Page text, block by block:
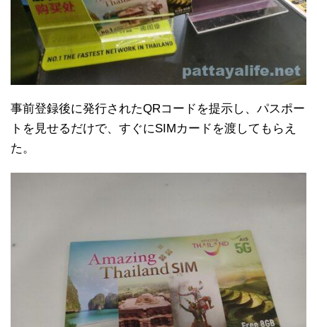
事前登録後に発行されたQRコードを提示し、パスポー
トを見せるだけで、すぐにSIMカードを渡してもらえ
た。